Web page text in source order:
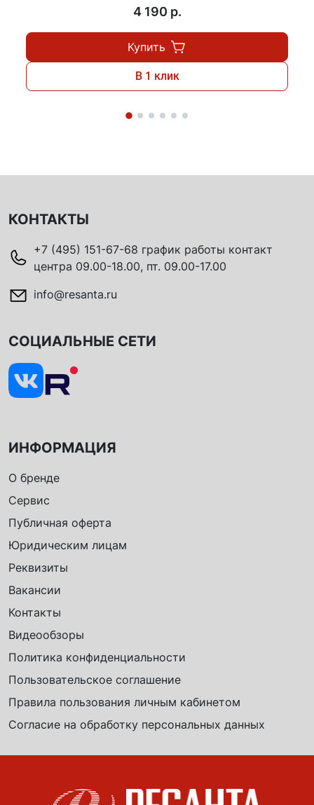
4 190 p.
Купить
В 1 клик
КОНТАКТЫ
+7 (495) 151-67-68 график работы контакт
центра 09.00-18.00, пт. 09.00-17.00
info@resanta.ru
ИНФОРМАЦИЯ
О бренде
Сервис
Публичная оферта
Юридическим лицам
Реквизиты
Вакансии
Контакты
Видеообзоры
Политика конфиденциальности
Пользовательское соглашение
Правила пользования личным кабинетом
Согласие на обработку персональных данных
СОЦИАЛЬНЫЕ СЕТИ